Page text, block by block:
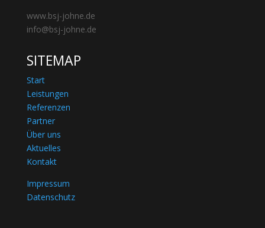
www.bsj-johne.de
info@bsj-johne.de
SITEMAP
Start
Leistungen
Referenzen
Partner
Über uns
Aktuelles
Kontakt
Impressum
Datenschutz